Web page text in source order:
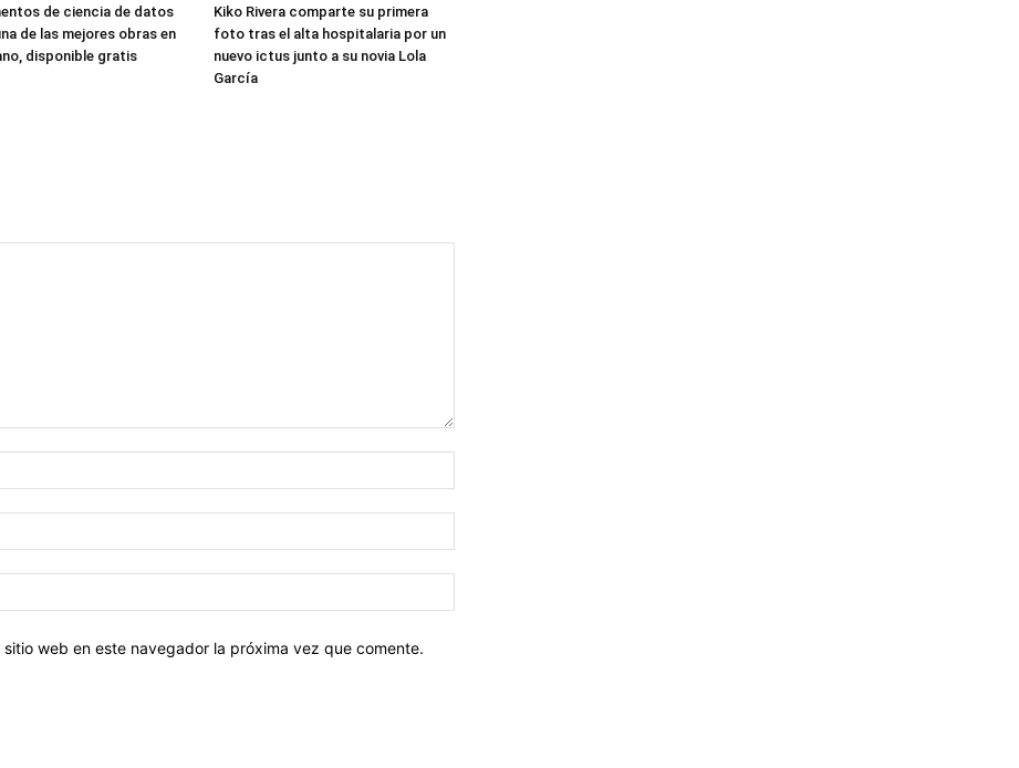
de ciencia de datos
de las mejores obras en
disponible gratis
Kiko Rivera comparte su primera
foto tras el alta hospitalaria por un
nuevo ictus junto a su novia Lola
García
web en este navegador la próxima vez que comente.